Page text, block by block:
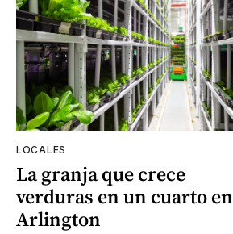
LOCALES
La granja que crece
verduras en un cuarto en
Arlington